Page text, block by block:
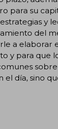
para su
y
del
a elaborar
y para que
el día, sino